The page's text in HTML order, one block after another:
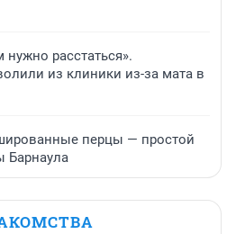
расстаться».
из клиники из-за мата в
перцы — простой
Барнаула